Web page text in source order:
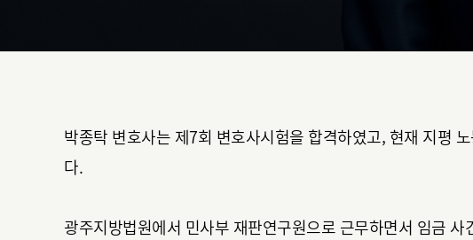
박종탁 변호사는 제7회 변호사시험을 합격하였고, 현재 지평
다.
광주지방법원에서 민사부 재판연구원으로 근무하면서 임금